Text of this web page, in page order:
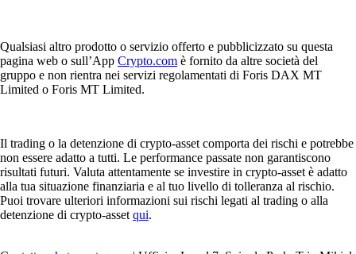
Qualsiasi altro prodotto o servizio offerto e pubblicizzato su questa
pagina web o sull’App Crypto.com è fornito da altre società del
gruppo e non rientra nei servizi regolamentati di Foris DAX MT
Limited o Foris MT Limited.
Il trading o la detenzione di crypto-asset comporta dei rischi e potrebbe
non essere adatto a tutti. Le performance passate non garantiscono
risultati futuri. Valuta attentamente se investire in crypto-asset è adatto
alla tua situazione finanziaria e al tuo livello di tolleranza al rischio.
Puoi trovare ulteriori informazioni sui rischi legati al trading o alla
detenzione di crypto-asset qui.